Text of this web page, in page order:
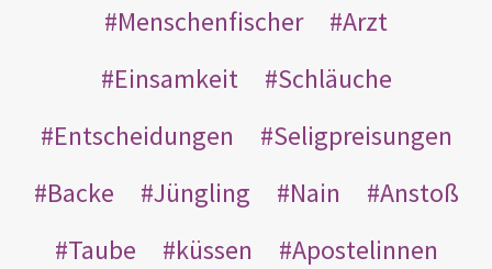
Menschenfischer
Arzt
Einsamkeit
Schläuche
Entscheidungen
Seligpreisungen
Backe
Jüngling Nain
Anstoß
Taube
küssen
Apostelinnen